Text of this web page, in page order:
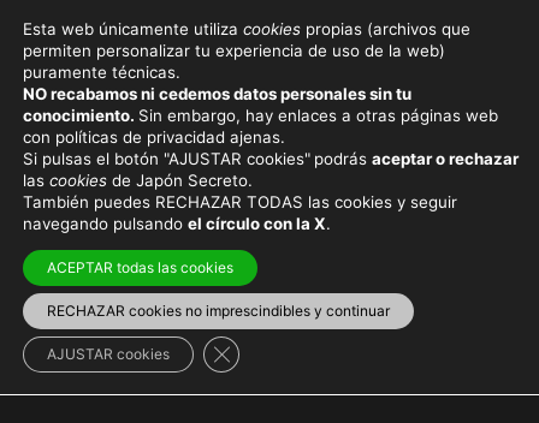
POESÍA
Viaja con el mejor seguro y
Cultura japonesa
Esta web únicamente utiliza cookies propias (archivos que
permiten personalizar tu experiencia de uso de la web)
puramente técnicas.
NO recabamos ni cedemos datos personales sin tu
conocimiento. Sin embargo, hay enlaces a otras páginas web
con políticas de privacidad ajenas.
Si pulsas el botón "AJUSTAR cookies" podrás aceptar o rechazar
las cookies de Japón Secreto.
También puedes RECHAZAR TODAS las cookies y seguir
navegando pulsando el círculo con la X.
ACEPTAR todas las cookies
RECHAZAR cookies no imprescindibles y continuar
AJUSTAR cookies Cerrar el banner de cookies RGPD